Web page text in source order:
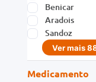
Benicar
Aradois
Sandoz
Ver mais
Medicamento